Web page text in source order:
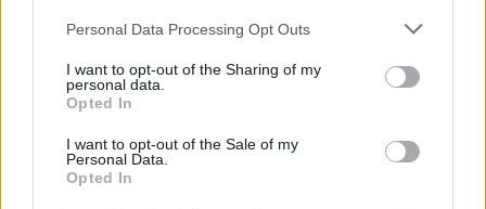
rechazar tal procesamiento. Puede cambiar sus preferencias
a este sitio y haciendo clic en el botón "Privacidad" en la
parte inferior de la página web.
Please note that this website/app uses one or more Google
services and may gather and store information including but
not limited to your visit or usage behaviour. You may click to
Personal Data Processing Opt Outs
I want to opt-out of the Sharing of my
personal data.
Opted In
I want to opt-out of the Sale of my
Personal Data.
Opted In